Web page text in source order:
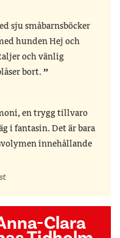
sju småbarnsböcker
hunden Hej och
och vänlig
bort.
en trygg tillvaro
i fantasin. Det är bara
innehållande
Clara